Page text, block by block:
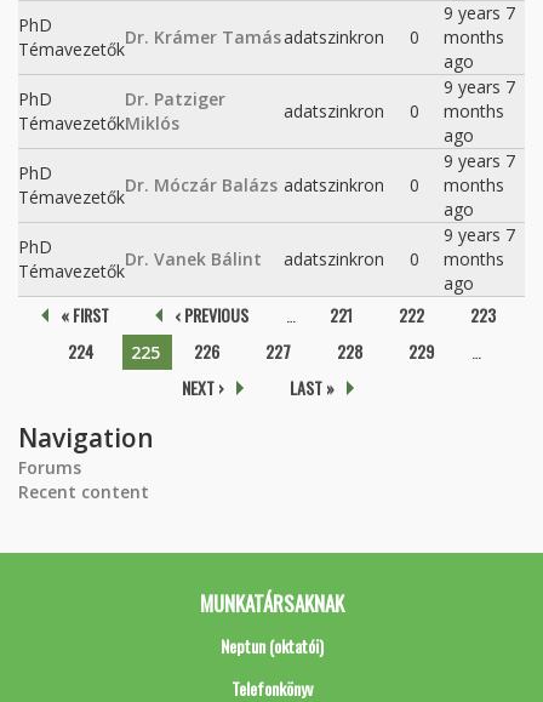
PhD
Témavezetők
Dr. Krámer Tamásadatszinkron 0
9 years 7
months
ago
PhD
Témavezetők
Dr. Patziger
Miklós
adatszinkron 0
9 years 7
months
ago
PhD
Témavezetők
Dr. Móczár Balázs adatszinkron 0
9 years 7
months
ago
PhD
Témavezetők
Dr. Vanek Bálint adatszinkron 0
9 years 7
months
ago
Pages
« FIRST ‹ PREVIOUS 221 222
223
224
225 226 227 228 229
NEXT ›
LAST »
Navigation
Forums
Recent content
MUNKATÁRSAKNAK
Neptun (oktatói)
Telefonkönyv